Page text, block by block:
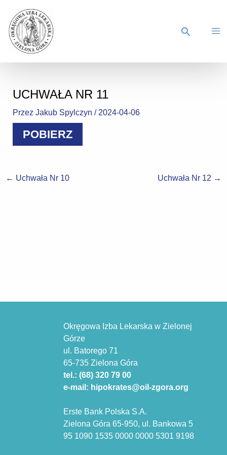
UCHWAŁA NR 11
PrzezJakub Spylczyn/ 2024-04-06
POBIERZ
← Uchwała Nr 10 Uchwała Nr 12 →
Okręgowa Izba Lekarska w Zielonej
Górze
ul. Batorego 71
65-735 Zielona Góra
tel.: (68) 320 79 00
e-mail: hipokrates@oil-zgora.org
Erste Bank Polska S.A.
Zielona Góra 65-950, ul. Bankowa 5
95 1090 1535 0000 0000 5301 9198